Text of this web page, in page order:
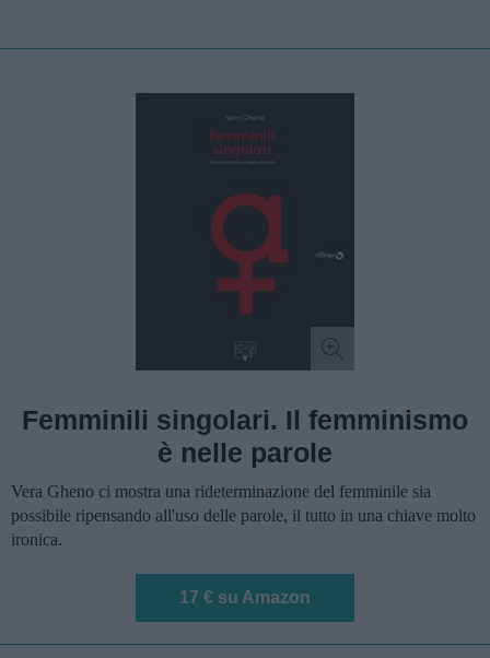
Femminili singolari. Il femminismo
è nelle parole
Vera Gheno ci mostra una rideterminazione del femminile sia
possibile ripensando all'uso delle parole, il tutto in una chiave molto
ironica.
17 € su Amazon